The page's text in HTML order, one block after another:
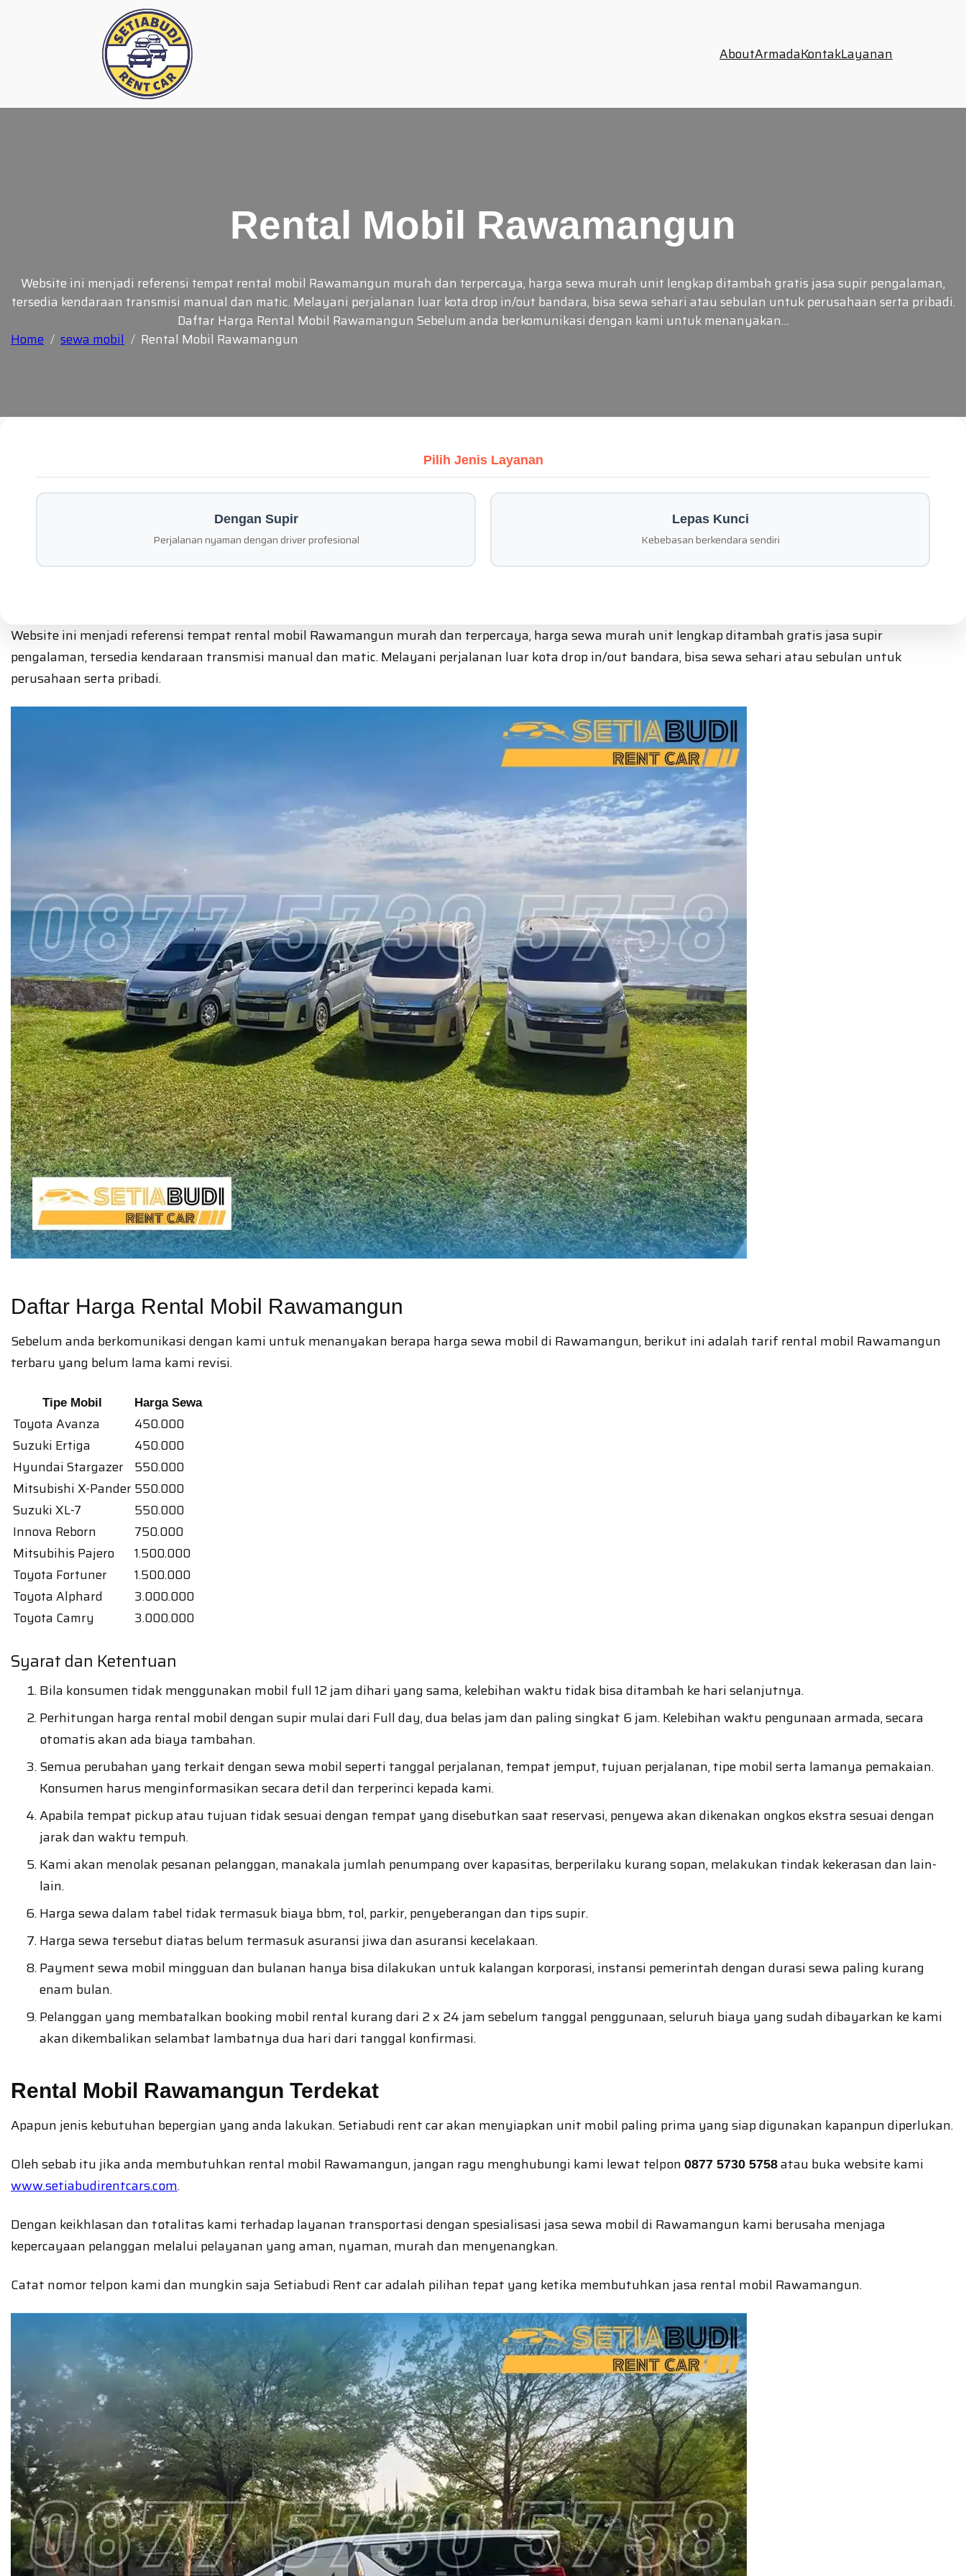
AboutArmadaKontakLayanan
Rental Mobil Rawamangun
Website ini menjadi referensi tempat rental mobil Rawamangun murah dan terpercaya, harga sewa murah unit lengkap ditambah gratis jasa supir pengalaman,
tersedia kendaraan transmisi manual dan matic. Melayani perjalanan luar kota drop in/out bandara, bisa sewa sehari atau sebulan untuk perusahaan serta pribadi.
Daftar Harga Rental Mobil Rawamangun Sebelum anda berkomunikasi dengan kami untuk menanyakan…
Home
sewa mobil Rental Mobil Rawamangun
Pilih Jenis Layanan
Dengan Supir
Perjalanan nyaman dengan driver profesional
Lepas Kunci
Kebebasan berkendara sendiri
Website ini menjadi referensi tempat rental mobil Rawamangun murah dan terpercaya, harga sewa murah unit lengkap ditambah gratis jasa supir
pengalaman, tersedia kendaraan transmisi manual dan matic. Melayani perjalanan luar kota drop in/out bandara, bisa sewa sehari atau sebulan untuk
perusahaan serta pribadi.
Daftar Harga Rental Mobil Rawamangun
Sebelum anda berkomunikasi dengan kami untuk menanyakan berapa harga sewa mobil di Rawamangun, berikut ini adalah tarif rental mobil Rawamangun
terbaru yang belum lama kami revisi.
Tipe Mobil Harga Sewa
Toyota Avanza
450.000
Suzuki Ertiga
450.000
Hyundai Stargazer 550.000
Mitsubishi X-Pander550.000
Suzuki XL-7
550.000
Innova Reborn
750.000
Mitsubihis Pajero
1.500.000
Toyota Fortuner
1.500.000
Toyota Alphard
3.000.000
Toyota Camry
3.000.000
Syarat dan Ketentuan
Bila konsumen tidak menggunakan mobil full 12 jam dihari yang sama, kelebihan waktu tidak bisa ditambah ke hari selanjutnya.
Perhitungan harga rental mobil dengan supir mulai dari Full day, dua belas jam dan paling singkat 6 jam. Kelebihan waktu pengunaan armada, secara
otomatis akan ada biaya tambahan.
Semua perubahan yang terkait dengan sewa mobil seperti tanggal perjalanan, tempat jemput, tujuan perjalanan, tipe mobil serta lamanya pemakaian.
Konsumen harus menginformasikan secara detil dan terperinci kepada kami.
Apabila tempat pickup atau tujuan tidak sesuai dengan tempat yang disebutkan saat reservasi, penyewa akan dikenakan ongkos ekstra sesuai dengan
jarak dan waktu tempuh.
Kami akan menolak pesanan pelanggan, manakala jumlah penumpang over kapasitas, berperilaku kurang sopan, melakukan tindak kekerasan dan lain-
lain.
Harga sewa dalam tabel tidak termasuk biaya bbm, tol, parkir, penyeberangan dan tips supir.
Harga sewa tersebut diatas belum termasuk asuransi jiwa dan asuransi kecelakaan.
Payment sewa mobil mingguan dan bulanan hanya bisa dilakukan untuk kalangan korporasi, instansi pemerintah dengan durasi sewa paling kurang
enam bulan.
Pelanggan yang membatalkan booking mobil rental kurang dari 2 x 24 jam sebelum tanggal penggunaan, seluruh biaya yang sudah dibayarkan ke kami
akan dikembalikan selambat lambatnya dua hari dari tanggal konfirmasi.
Rental Mobil Rawamangun Terdekat
Apapun jenis kebutuhan bepergian yang anda lakukan. Setiabudi rent car akan menyiapkan unit mobil paling prima yang siap digunakan kapanpun diperlukan.
Oleh sebab itu jika anda membutuhkan rental mobil Rawamangun, jangan ragu menghubungi kami lewat telpon 0877 5730 5758 atau buka website kami
www.setiabudirentcars.com.
Dengan keikhlasan dan totalitas kami terhadap layanan transportasi dengan spesialisasi jasa sewa mobil di Rawamangun kami berusaha menjaga
kepercayaan pelanggan melalui pelayanan yang aman, nyaman, murah dan menyenangkan.
Catat nomor telpon kami dan mungkin saja Setiabudi Rent car adalah pilihan tepat yang ketika membutuhkan jasa rental mobil Rawamangun.